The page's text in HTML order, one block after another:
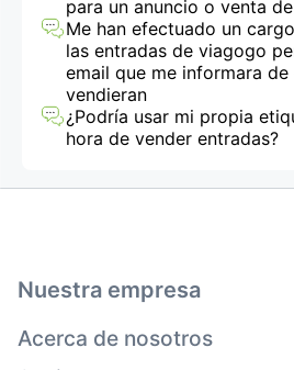
para un anuncio o venta
Me han efectuado un
las entradas de viagogo
email que me informara de
vendieran
¿Podría usar mi propia
hora de vender entradas?
Nuestra empresa
Acerca de nosotros